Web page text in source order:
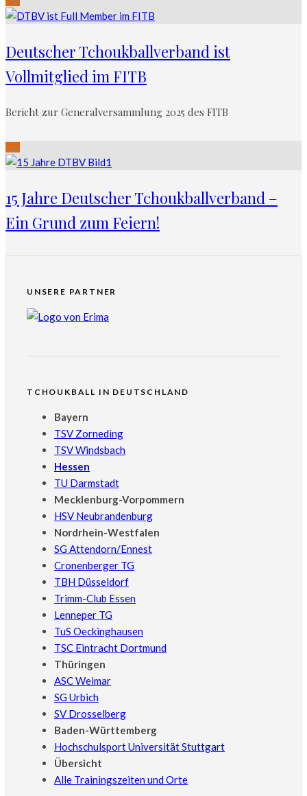
Deutscher Tchoukballverband ist
Vollmitglied im FITB
Bericht zur Generalversammlung 2025 des FITB
Top
15 Jahre Deutscher Tchoukballverband –
Ein Grund zum Feiern!
UNSERE PARTNER
TCHOUKBALL IN DEUTSCHLAND
Bayern
TSV Zorneding
TSV Windsbach
Hessen
TU Darmstadt
Mecklenburg-Vorpommern
HSV Neubrandenburg
Nordrhein-Westfalen
SG Attendorn/Ennest
Cronenberger TG
TBH Düsseldorf
Trimm-Club Essen
Lenneper TG
TuS Oeckinghausen
TSC Eintracht Dortmund
Thüringen
ASC Weimar
SG Urbich
SV Drosselberg
Baden-Württemberg
Hochschulsport Universität Stuttgart
Übersicht
Alle Trainingszeiten und Orte